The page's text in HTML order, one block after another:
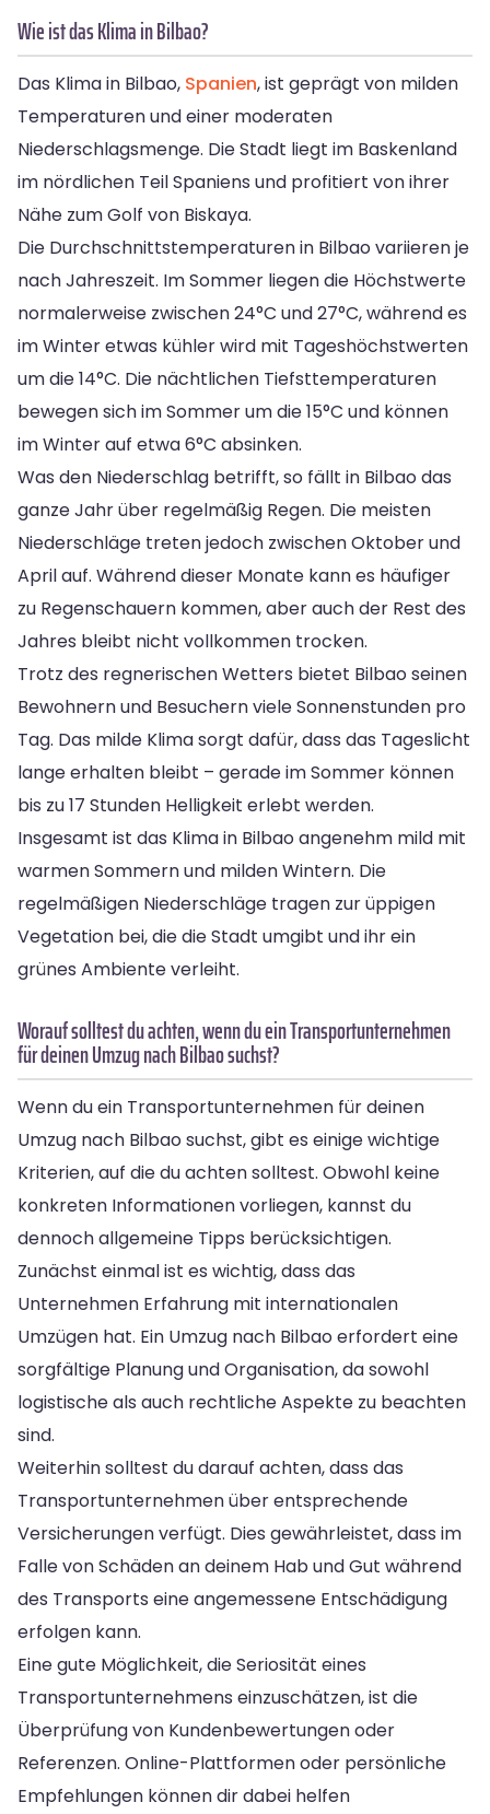
Wie ist das Klima in Bilbao?
Das Klima in Bilbao, Spanien, ist geprägt von milden
Temperaturen und einer moderaten
Niederschlagsmenge. Die Stadt liegt im Baskenland
im nördlichen Teil Spaniens und profitiert von ihrer
Nähe zum Golf von Biskaya.
Die Durchschnittstemperaturen in Bilbao variieren je
nach Jahreszeit. Im Sommer liegen die Höchstwerte
normalerweise zwischen 24°C und 27°C, während es
im Winter etwas kühler wird mit Tageshöchstwerten
um die 14°C. Die nächtlichen Tiefsttemperaturen
bewegen sich im Sommer um die 15°C und können
im Winter auf etwa 6°C absinken.
Was den Niederschlag betrifft, so fällt in Bilbao das
ganze Jahr über regelmäßig Regen. Die meisten
Niederschläge treten jedoch zwischen Oktober und
April auf. Während dieser Monate kann es häufiger
zu Regenschauern kommen, aber auch der Rest des
Jahres bleibt nicht vollkommen trocken.
Trotz des regnerischen Wetters bietet Bilbao seinen
Bewohnern und Besuchern viele Sonnenstunden pro
Tag. Das milde Klima sorgt dafür, dass das Tageslicht
lange erhalten bleibt – gerade im Sommer können
bis zu 17 Stunden Helligkeit erlebt werden.
Insgesamt ist das Klima in Bilbao angenehm mild mit
warmen Sommern und milden Wintern. Die
regelmäßigen Niederschläge tragen zur üppigen
Vegetation bei, die die Stadt umgibt und ihr ein
grünes Ambiente verleiht.
Worauf solltest du achten, wenn du ein Transportunternehmen
für deinen Umzug nach Bilbao suchst?
Wenn du ein Transportunternehmen für deinen
Umzug nach Bilbao suchst, gibt es einige wichtige
Kriterien, auf die du achten solltest. Obwohl keine
konkreten Informationen vorliegen, kannst du
dennoch allgemeine Tipps berücksichtigen.
Zunächst einmal ist es wichtig, dass das
Unternehmen Erfahrung mit internationalen
Umzügen hat. Ein Umzug nach Bilbao erfordert eine
sorgfältige Planung und Organisation, da sowohl
logistische als auch rechtliche Aspekte zu beachten
sind.
Weiterhin solltest du darauf achten, dass das
Transportunternehmen über entsprechende
Versicherungen verfügt. Dies gewährleistet, dass im
Falle von Schäden an deinem Hab und Gut während
des Transports eine angemessene Entschädigung
erfolgen kann.
Eine gute Möglichkeit, die Seriosität eines
Transportunternehmens einzuschätzen, ist die
Überprüfung von Kundenbewertungen oder
Referenzen. Online-Plattformen oder persönliche
Empfehlungen können dir dabei helfen